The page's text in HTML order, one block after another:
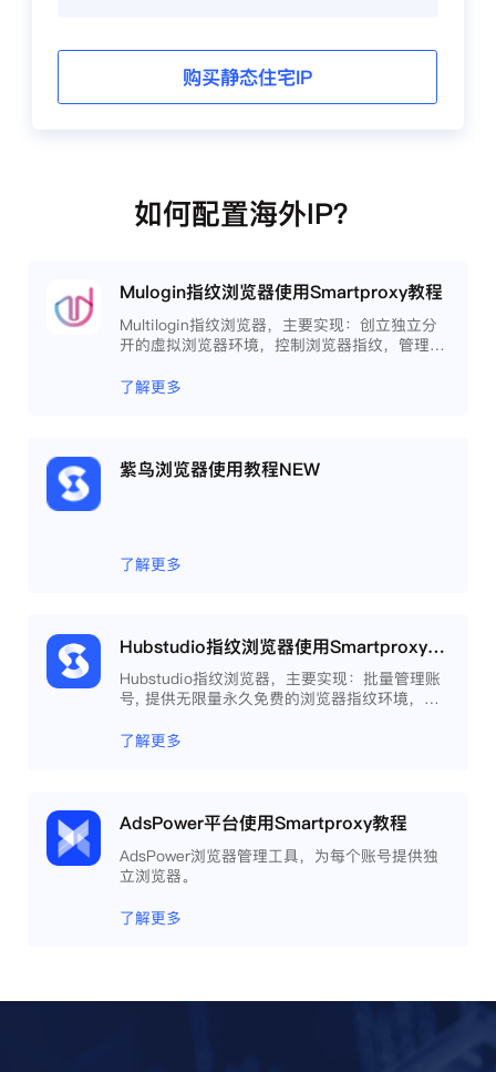
购买静态住宅IP
如何配置海外IP？
Mulogin指纹浏览器使用Smartproxy教程
Multilogin指纹浏览器，主要实现：创立独立分
开的虚拟浏览器环境，控制浏览器指纹，管理多
程，开发网络自动化等。
了解更多
紫鸟浏览器使用教程NEW
了解更多
Hubstudio指纹浏览器使用Smartproxy教程
Hubstudio指纹浏览器，主要实现：批量管理账
号, 提供无限量永久免费的浏览器指纹环境，并
工作效率 。
了解更多
AdsPower平台使用Smartproxy教程
AdsPower浏览器管理工具，为每个账号提供独
立浏览器。
了解更多